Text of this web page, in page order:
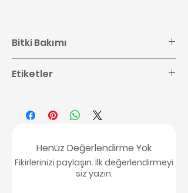
Bitki Bakımı
detaylı bilgilere buradan
Etiketler
#Philodendron Bakımı
#Araceae#Tropikal Bitki #Ev
Henüz Değerlendirme Yok
Fikirlerinizi paylaşın. İlk değerlendirmeyi
siz yazın.